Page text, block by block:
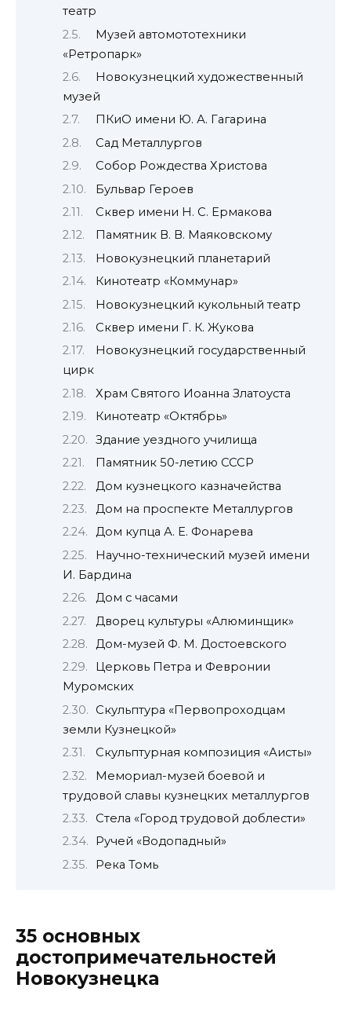
театр
Музей автомототехники
«Ретропарк»
Новокузнецкий художественный
музей
ПКиО имени Ю. А. Гагарина
Сад Металлургов
Собор Рождества Христова
Бульвар Героев
Сквер имени Н. С. Ермакова
Памятник В. В. Маяковскому
Новокузнецкий планетарий
Кинотеатр «Коммунар»
Новокузнецкий кукольный театр
Сквер имени Г. К. Жукова
Новокузнецкий государственный
цирк
Храм Святого Иоанна Златоуста
Кинотеатр «Октябрь»
Здание уездного училища
Памятник 50-летию СССР
Дом кузнецкого казначейства
Дом на проспекте Металлургов
Дом купца А. Е. Фонарева
Научно-технический музей имени
И. Бардина
Дом с часами
Дворец культуры «Алюминщик»
Дом-музей Ф. М. Достоевского
Церковь Петра и Февронии
Муромских
Скульптура «Первопроходцам
земли Кузнецкой»
Скульптурная композиция «Аисты»
Мемориал-музей боевой и
трудовой славы кузнецких металлургов
Стела «Город трудовой доблести»
Ручей «Водопадный»
Река Томь
35 основных
достопримечательностей
Новокузнецка